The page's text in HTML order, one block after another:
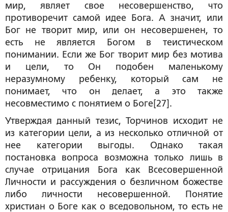
мир, являет свое несовершенство, что
противоречит самой идее Бога. А значит, или
Бог не творит мир, или он несовершенен, то
есть не является Богом в теистическом
понимании. Если же Бог творит мир без мотива
и цели, то Он подобен маленькому
неразумному ребенку, который сам не
понимает, что он делает, а это также
несовместимо с понятием о Боге[27].
Утверждая данный тезис, Торчинов исходит не
из категории цели, а из несколько отличной от
нее категории выгоды. Однако такая
постановка вопроса возможна только лишь в
случае отрицания Бога как Всесовершенной
Личности и рассуждения о безличном божестве
либо личности несовершенной. Понятие
христиан о Боге как о вседовольном, то есть не